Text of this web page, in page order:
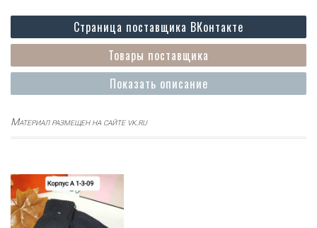
Показать описание
Товары поставщика
Страница поставщика ВКонтакте
Материал размещен на сайте vk.ru